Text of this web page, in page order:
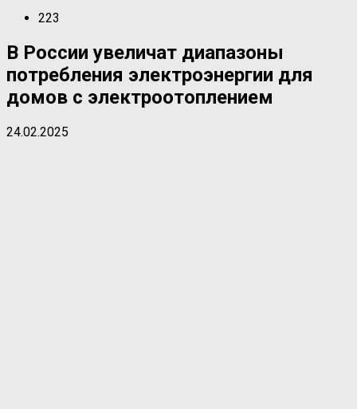
223
В России увеличат диапазоны
потребления электроэнергии для
домов с электроотоплением
24.02.2025